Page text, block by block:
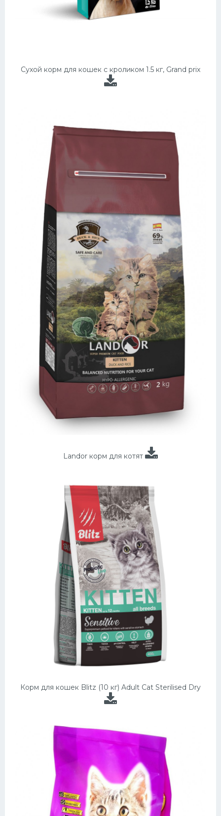
Сухой корм для кошек с кроликом 1.5 кг, Grand prix
Landor корм для котят
Корм для кошек Blitz (10 кг) Adult Cat Sterilised Dry